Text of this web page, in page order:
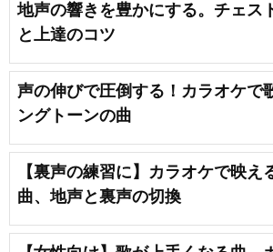
地声の響きを豊かにする。チェス
と上達のコツ
声の伸びで圧倒する！カラオケで
ングトーンの曲
【裏声の練習に】カラオケで映え
曲、地声と裏声の切換